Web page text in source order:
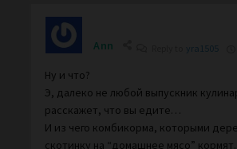
Ann yra1505
Ну и что?
Э, далеко не любой выпускник
расскажет, что вы едите…
И из чего комбикорма, которыми
скотинку на “домашнее мясо”